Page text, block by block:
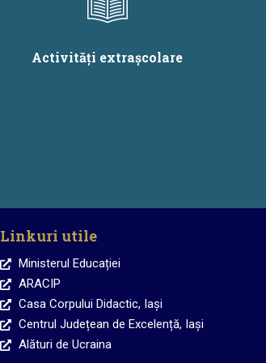
Activități extrașcolare
Linkuri utile
Ministerul Educației
ARACIP
Casa Corpului Didactic, Iași
Centrul Județean de Excelență, Iași
Alături de Ucraina